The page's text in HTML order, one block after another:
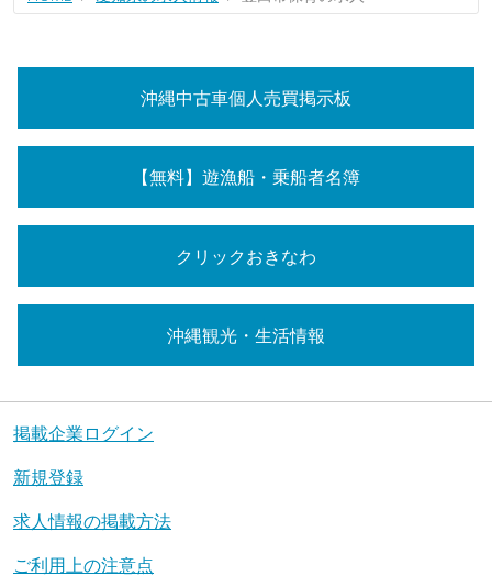
沖縄中古車個人売買掲示板
【無料】遊漁船・乗船者名簿
クリックおきなわ
沖縄観光・生活情報
掲載企業ログイン
新規登録
求人情報の掲載方法
ご利用上の注意点